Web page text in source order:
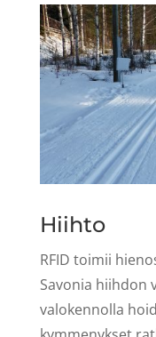
Hiihto
RFID toimii
Savonia hiihdon
valokennolla